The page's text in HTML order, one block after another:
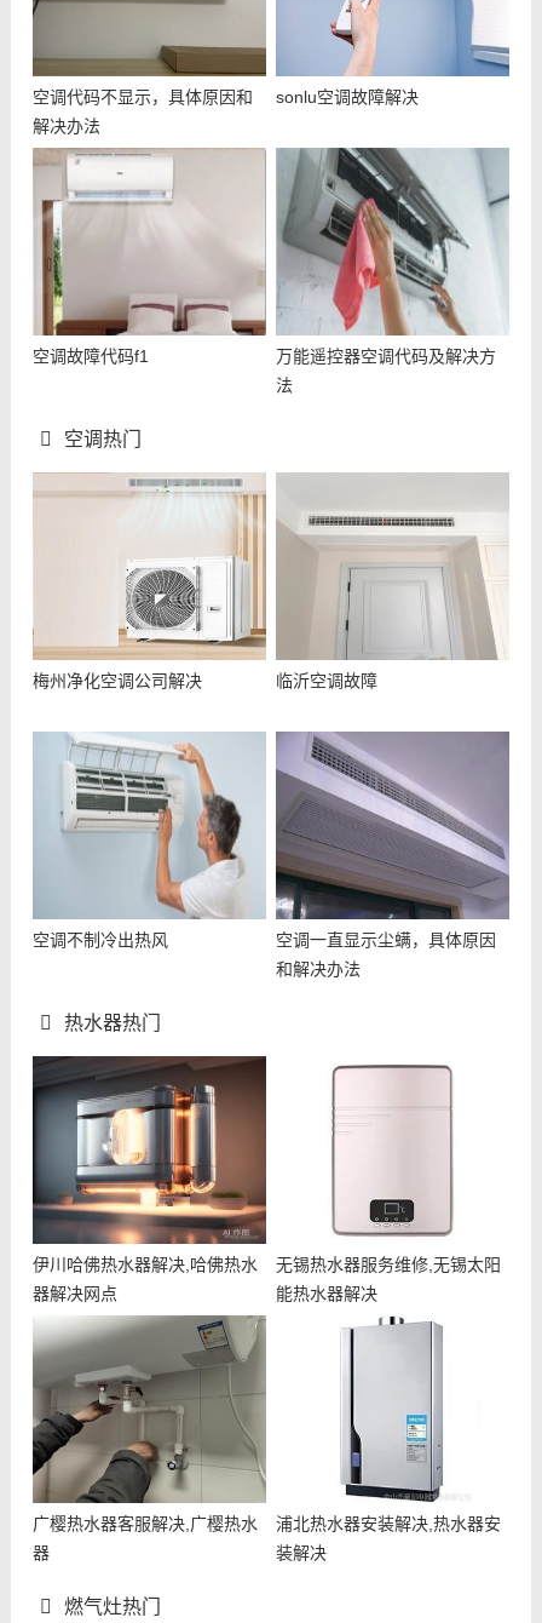
空调代码不显示，具体原因和
解决办法
sonlu空调故障解决
空调故障代码f1
万能遥控器空调代码及解决方
法
空调热门
梅州净化空调公司解决 临沂空调故障
空调不制冷出热风
空调一直显示尘螨，具体原因
和解决办法
热水器热门
伊川哈佛热水器解决,哈佛热水
器解决网点
无锡热水器服务维修,无锡太阳
能热水器解决
广樱热水器客服解决,广樱热水
器
浦北热水器安装解决,热水器安
装解决
燃气灶热门